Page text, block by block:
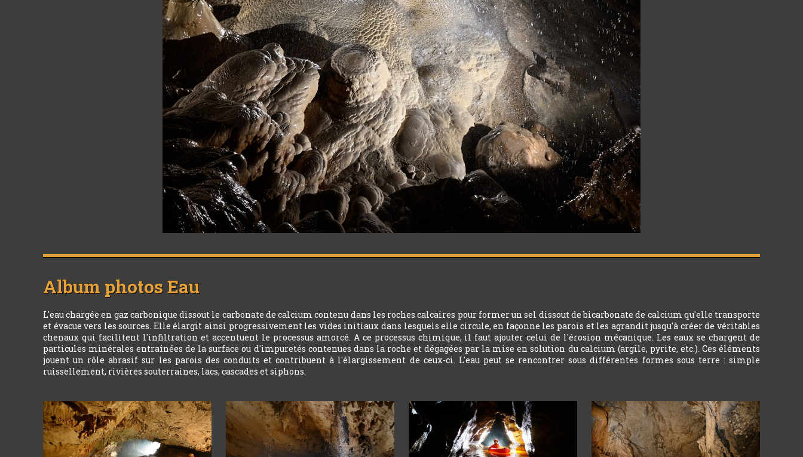
Album photosEau
L'eau chargée en gaz carbonique dissout le carbonate de calcium contenu dans les roches calcaires pour former un sel dissout de bicarbonate de calcium qu'elle transporte
et évacue vers les sources. Elle élargit ainsi progressivement les vides initiaux dans lesquels elle circule, en façonne les parois et les agrandit jusqu'à créer de véritables
chenaux qui facilitent l'infiltration et accentuent le processus amorcé. A ce processus chimique, il faut ajouter celui de l'érosion mécanique. Les eaux se chargent de
particules minérales entraînées de la surface ou d'impuretés contenues dans la roche et dégagées par la mise en solution du calcium (argile, pyrite, etc.). Ces éléments
jouent un rôle abrasif sur les parois des conduits et contribuent à l'élargissement de ceux-ci. L'eau peut se rencontrer sous différentes formes sous terre : simple
ruissellement, rivières souterraines, lacs, cascades et siphons.